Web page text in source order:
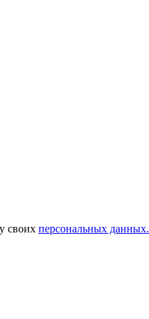
своих персональных данных.